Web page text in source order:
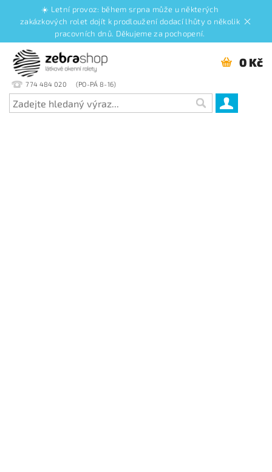
☀️ Letní provoz: během srpna může u některých
zakázkových rolet dojít k prodloužení dodací lhůty o několik
pracovních dnů. Děkujeme za pochopení.
774 484 020
0 Kč